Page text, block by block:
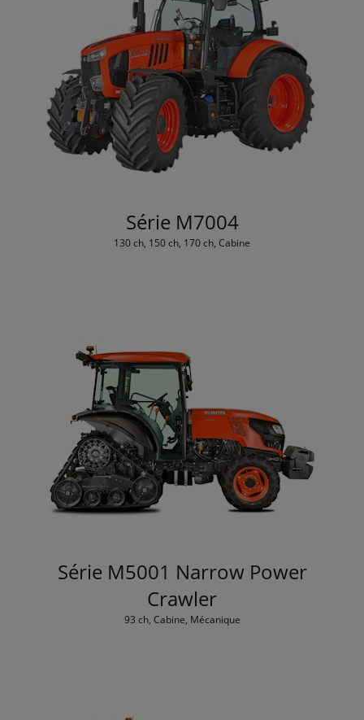
Série M7004
130 ch, 150 ch, 170 ch, Cabine
Série M5001 Narrow Power
Crawler
93 ch, Cabine, Mécanique